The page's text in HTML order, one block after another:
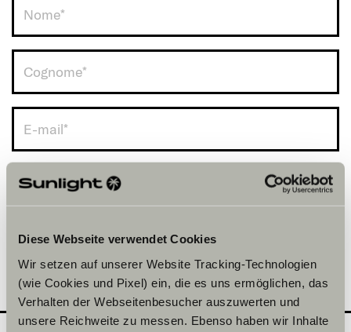
Diese Webseite verwendet Cookies
Wir setzen auf unserer Website Tracking-Technologien
(wie Cookies und Pixel) ein, die es uns ermöglichen, das
Verhalten der Webseitenbesucher auszuwerten und
unsere Reichweite zu messen. Ebenso haben wir Inhalte
Italia (+39)